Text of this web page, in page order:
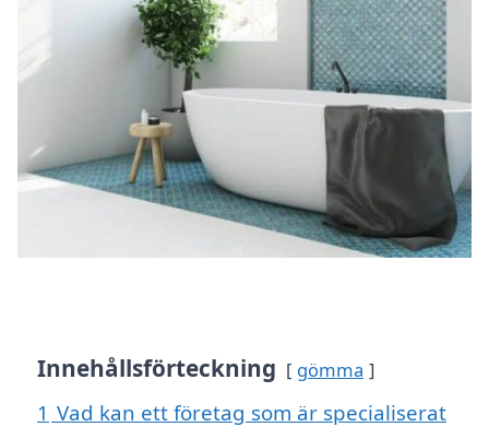
Innehållsförteckning gömma
1 Vad kan ett företag som är specialiserat